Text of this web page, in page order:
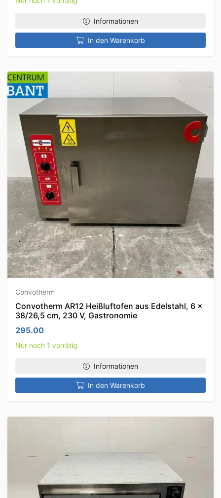
Informationen
In den Warenkorb
Convotherm
Convotherm AR12 Heißluftofen aus Edelstahl, 6 x
38/26,5 cm, 230 V, Gastronomie
295.00
Nur noch 1 vorrätig
Informationen
In den Warenkorb